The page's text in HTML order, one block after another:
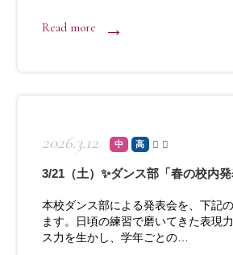
Read more
2026.3.12 中 高
3/21（土）✨ダンス部「春の校内
本校ダンス部による発表会を、下記
ます。日頃の練習で磨いてきた表現
ス力を生かし、学年ごとの…